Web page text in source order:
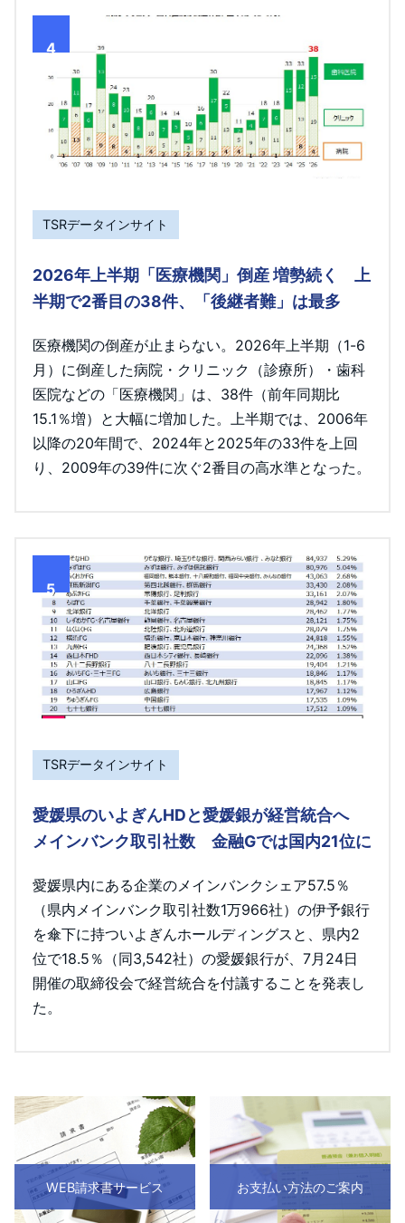
4
TSRデータインサイト
2026年上半期「医療機関」倒産 増勢続く 上
半期で2番目の38件、「後継者難」は最多
医療機関の倒産が止まらない。2026年上半期（1-6
月）に倒産した病院・クリニック（診療所）・歯科
医院などの「医療機関」は、38件（前年同期比
15.1％増）と大幅に増加した。上半期では、2006年
以降の20年間で、2024年と2025年の33件を上回
り、2009年の39件に次ぐ2番目の高水準となった。
5
TSRデータインサイト
愛媛県のいよぎんHDと愛媛銀が経営統合へ
メインバンク取引社数 金融Gでは国内21位に
愛媛県内にある企業のメインバンクシェア57.5％
（県内メインバンク取引社数1万966社）の伊予銀行
を傘下に持ついよぎんホールディングスと、県内2
位で18.5％（同3,542社）の愛媛銀行が、7月24日
開催の取締役会で経営統合を付議することを発表し
た。
WEB請求書サービス お支払い方法のご案内